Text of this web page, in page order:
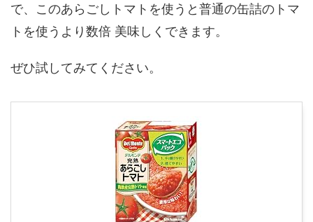
で、このあらごしトマトを使うと普通の缶詰のトマ
トを使うより数倍 美味しくできます。
ぜひ試してみてください。